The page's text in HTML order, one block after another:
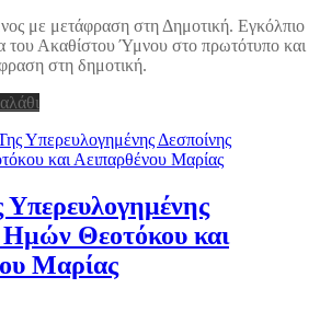
με μετάφραση στη Δημοτική. Εγκόλπιο
του Ακαθίστου Ύμνου στο πρωτότυπο και
στη δημοτική.
Υπερευλογημένης
Ημών Θεοτόκου και
Μαρίας